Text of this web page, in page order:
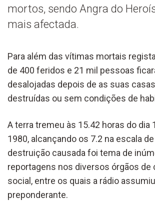
mortos, sendo Angra do
mais afectada.
Para além das vítimas mortais
de 400 feridos e 21 mil pessoas
desalojadas depois de as suas
destruídas ou sem condições de
A terra tremeu às 15.42 horas do dia
1980, alcançando os 7.2 na escala
destruição causada foi tema de
reportagens nos diversos órgãos de
social, entre os quais a rádio
preponderante.